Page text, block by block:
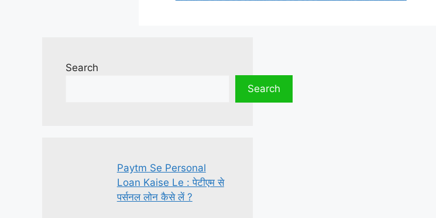
Search
Search
Paytm Se Personal
Loan Kaise Le : पेटीएम से
पर्सनल लोन कैसे लें ?